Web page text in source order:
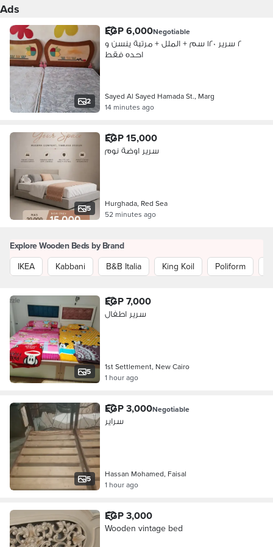
Ads
2
EGP 6,000Negotiable
٢ سرير ١٢٠ سم + الملل + مرتبة ينسن و
احده فقط
Sayed Al Sayed Hamada St., Marg
14 minutes ago
5
EGP 15,000
سرير اوضة نوم
Hurghada, Red Sea
52 minutes ago
Explore Wooden Beds by Brand
IKEA
Kabbani B&B Italia King Koil Poliform
5
EGP 7,000
سرير اطفال
1st Settlement, New Cairo
1 hour ago
5
EGP 3,000Negotiable
سراير
Hassan Mohamed, Faisal
1 hour ago
EGP 3,000
Wooden vintage bed